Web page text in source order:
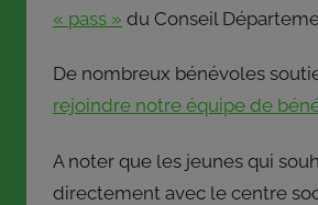
« pass » du Conseil
De nombreux bénévoles
rejoindre notre équipe de
A noter que les jeunes qui
directement avec le centre